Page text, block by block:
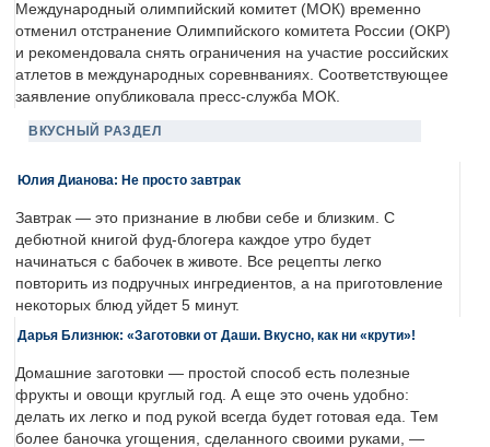
Международный олимпийский комитет (МОК) временно
отменил отстранение Олимпийского комитета России (ОКР)
и рекомендовала снять ограничения на участие российских
атлетов в международных соревнваниях. Соответствующее
заявление опубликовала пресс-служба МОК.
ВКУСНЫЙ РАЗДЕЛ
Юлия Дианова: Не просто завтрак
Завтрак — это признание в любви себе и близким. С
дебютной книгой фуд-блогера каждое утро будет
начинаться с бабочек в животе. Все рецепты легко
повторить из подручных ингредиентов, а на приготовление
некоторых блюд уйдет 5 минут.
Дарья Близнюк: «Заготовки от Даши. Вкусно, как ни «крути»!
Домашние заготовки — простой способ есть полезные
фрукты и овощи круглый год. А еще это очень удобно:
делать их легко и под рукой всегда будет готовая еда. Тем
более баночка угощения, сделанного своими руками, —